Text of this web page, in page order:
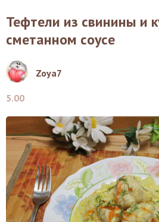
Тефтели из свинины и
сметанном соусе
Zoya7
5.00